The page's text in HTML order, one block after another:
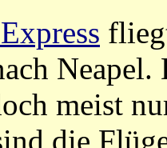
Neapel.
meist
die